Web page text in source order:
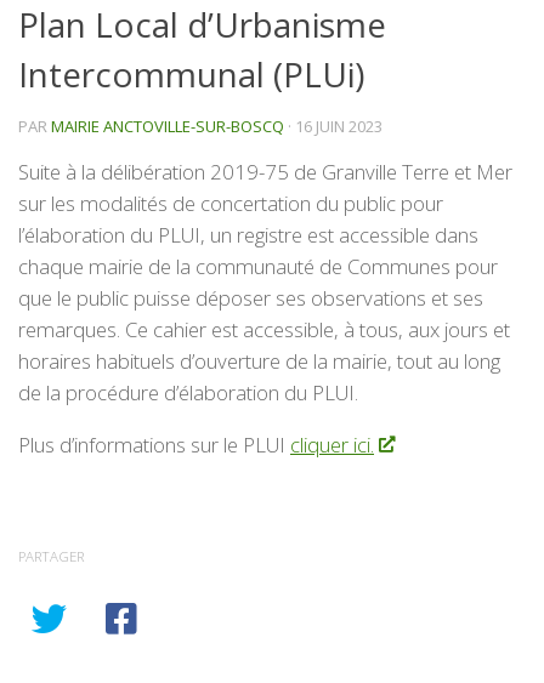
Plan Local d’Urbanisme
Intercommunal (PLUi)
PARMAIRIE ANCTOVILLE-SUR-BOSCQ · 16 JUIN 2023
Suite à la délibération 2019-75 de Granville Terre et Mer
sur les modalités de concertation du public pour
l’élaboration du PLUI, un registre est accessible dans
chaque mairie de la communauté de Communes pour
que le public puisse déposer ses observations et ses
remarques. Ce cahier est accessible, à tous, aux jours et
horaires habituels d’ouverture de la mairie, tout au long
de la procédure d’élaboration du PLUI.
Plus d’informations sur le PLUI cliquer ici.
PARTAGER